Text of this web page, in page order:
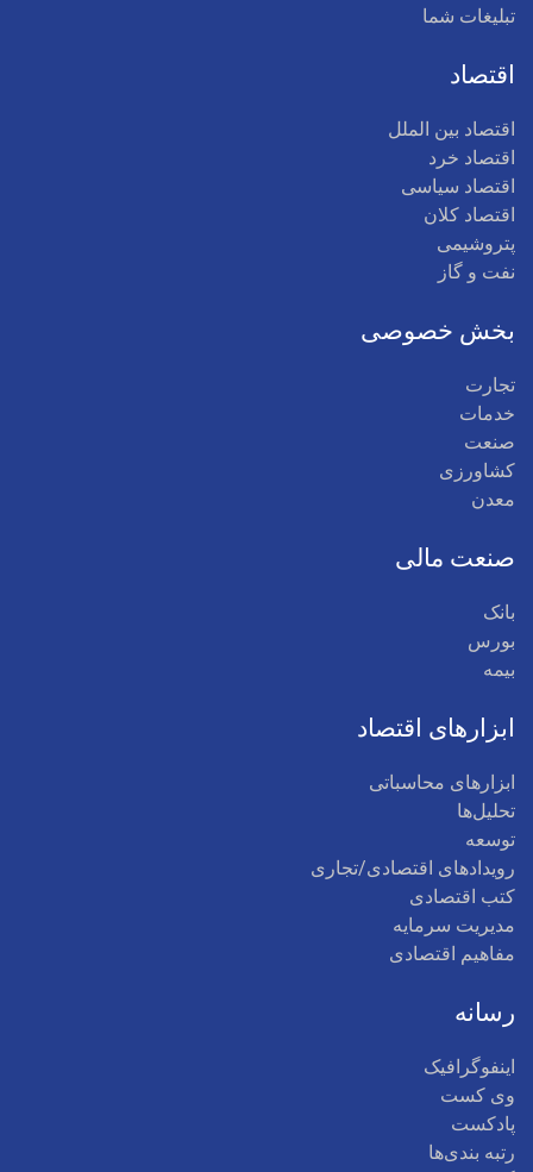
تبلیغات شما
اقتصاد
اقتصاد بین الملل
اقتصاد خرد
اقتصاد سیاسی
اقتصاد کلان
پتروشیمی
نفت و گاز
بخش خصوصی
تجارت
خدمات
صنعت
کشاورزی
معدن
صنعت مالی
بانک
بورس
بیمه
ابزارهای اقتصاد
ابزارهای محاسباتی
تحلیل‌ها
توسعه
رویدادهای اقتصادی/تجاری
کتب اقتصادی
مدیریت سرمایه
مفاهیم اقتصادی
رسانه
اینفوگرافیک
وی کست
پادکست
رتبه بندی‌ها